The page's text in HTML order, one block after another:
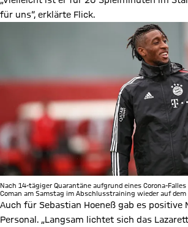
für uns“, erklärte Flick.
Nach 14-tägiger Quarantäne aufgrund eines Corona-
Coman am Samstag im Abschlusstraining wieder auf dem
Auch für Sebastian Hoeneß gab es positive
Personal. „Langsam lichtet sich das